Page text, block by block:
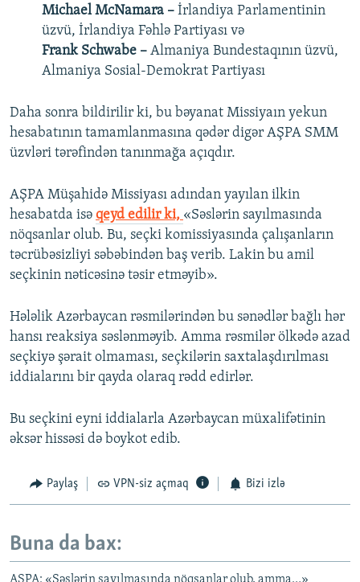
Michael McNamara – İrlandiya Parlamentinin
üzvü, İrlandiya Fəhlə Partiyası və
Frank Schwabe – Almaniya Bundestaqının üzvü,
Almaniya Sosial-Demokrat Partiyası
Daha sonra bildirilir ki, bu bəyanat Missiyaın yekun
hesabatının tamamlanmasına qədər digər AŞPA SMM
üzvləri tərəfindən tanınmağa açıqdır.
AŞPA Müşahidə Missiyası adından yayılan ilkin
hesabatda isə qeyd edilir ki, «Səslərin sayılmasında
nöqsanlar olub. Bu, seçki komissiyasında çalışanların
təcrübəsizliyi səbəbindən baş verib. Lakin bu amil
seçkinin nəticəsinə təsir etməyib».
Hələlik Azərbaycan rəsmilərindən bu sənədlər bağlı hər
hansı reaksiya səslənməyib. Amma rəsmilər ölkədə azad
seçkiyə şərait olmaması, seçkilərin saxtalaşdırılması
iddialarını bir qayda olaraq rədd edirlər.
Bu seçkini eyni iddialarla Azərbaycan müxalifətinin
əksər hissəsi də boykot edib.
Paylaş VPN-siz açmaq Bizi izlə
Buna da bax: